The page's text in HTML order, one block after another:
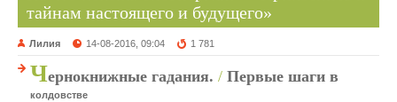
тайнам настоящего и будущего»
Лилия 14-08-2016, 09:04 1 781
Чернокнижные гадания. / Первые шаги в
колдовстве